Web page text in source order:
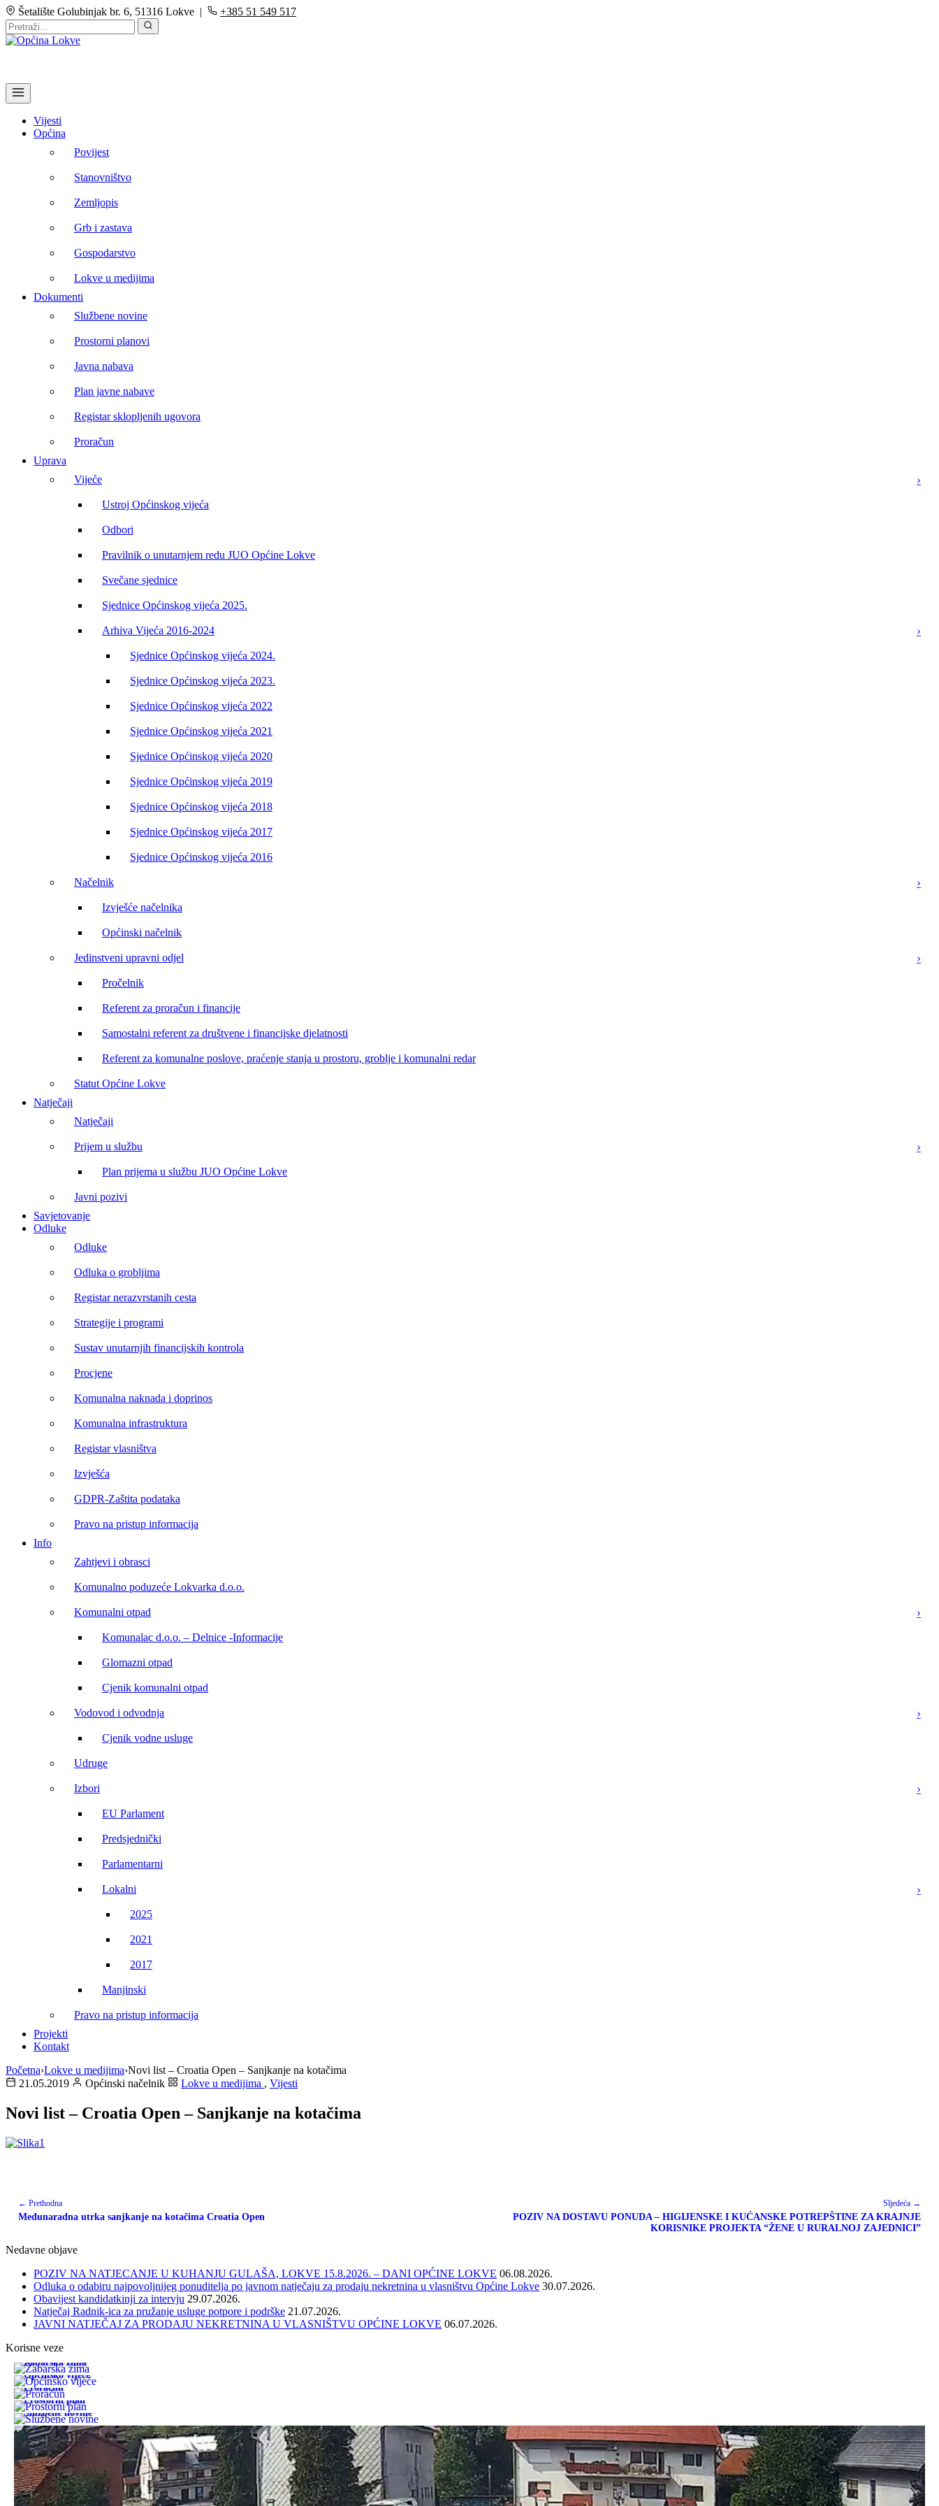
Šetalište Golubinjak br. 6, 51316 Lokve | +385 51 549 517
Vijesti
Općina
Povijest
Stanovništvo
Zemljopis
Grb i zastava
Gospodarstvo
Lokve u medijima
Dokumenti
Službene novine
Prostorni planovi
Javna nabava
Plan javne nabave
Registar sklopljenih ugovora
Proračun
Uprava
Vijeće
Ustroj Općinskog vijeća
Odbori
Pravilnik o unutarnjem redu JUO Općine Lokve
Svečane sjednice
Sjednice Općinskog vijeća 2025.
Arhiva Vijeća 2016-2024
Sjednice Općinskog vijeća 2024.
Sjednice Općinskog vijeća 2023.
Sjednice Općinskog vijeća 2022
Sjednice Općinskog vijeća 2021
Sjednice Općinskog vijeća 2020
Sjednice Općinskog vijeća 2019
Sjednice Općinskog vijeća 2018
Sjednice Općinskog vijeća 2017
Sjednice Općinskog vijeća 2016
Načelnik
Izvješće načelnika
Općinski načelnik
Jedinstveni upravni odjel
Pročelnik
Referent za proračun i financije
Samostalni referent za društvene i financijske djelatnosti
Referent za komunalne poslove, praćenje stanja u prostoru, groblje i komunalni redar
Statut Općine Lokve
Natječaji
Natječaji
Prijem u službu
Plan prijema u službu JUO Općine Lokve
Javni pozivi
Savjetovanje
Odluke
Odluke
Odluka o grobljima
Registar nerazvrstanih cesta
Strategije i programi
Sustav unutarnjih financijskih kontrola
Procjene
Komunalna naknada i doprinos
Komunalna infrastruktura
Registar vlasništva
Izvješća
GDPR-Zaštita podataka
Pravo na pristup informacija
Info
Zahtjevi i obrasci
Komunalno poduzeće Lokvarka d.o.o.
Komunalni otpad
Komunalac d.o.o. – Delnice -Informacije
Glomazni otpad
Cjenik komunalni otpad
Vodovod i odvodnja
Cjenik vodne usluge
Udruge
Izbori
EU Parlament
Predsjednički
Parlamentarni
Lokalni
2025
2021
2017
Manjinski
Pravo na pristup informacija
Projekti
Kontakt
Početna›Lokve u medijima›Novi list – Croatia Open – Sanjkanje na kotačima
21.05.2019
Općinski načelnik Lokve u medijima , Vijesti
Novi list – Croatia Open – Sanjkanje na kotačima
← Prethodna
Međunaradna utrka sanjkanje na kotačima Croatia Open
Sljedeća →
POZIV NA DOSTAVU PONUDA – HIGIJENSKE I KUĆANSKE POTREPŠTINE ZA KRAJNJE
KORISNIKE PROJEKTA “ŽENE U RURALNOJ ZAJEDNICI”
Nedavne objave
POZIV NA NATJECANJE U KUHANJU GULAŠA, LOKVE 15.8.2026. – DANI OPĆINE LOKVE 06.08.2026.
Odluka o odabiru najpovoljnijeg ponuditelja po javnom natječaju za prodaju nekretnina u vlasništvu Općine Lokve 30.07.2026.
Obavijest kandidatkinji za intervju 29.07.2026.
Natječaj Radnik-ica za pružanje usluge potpore i podrške 21.07.2026.
JAVNI NATJEČAJ ZA PRODAJU NEKRETNINA U VLASNIŠTVU OPĆINE LOKVE 06.07.2026.
Korisne veze
Žabarska zima
Općinsko vijeće
Proračun
Prostorni plan
Službene novine